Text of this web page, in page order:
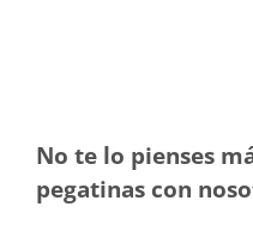
No te lo pienses
pegatinas con